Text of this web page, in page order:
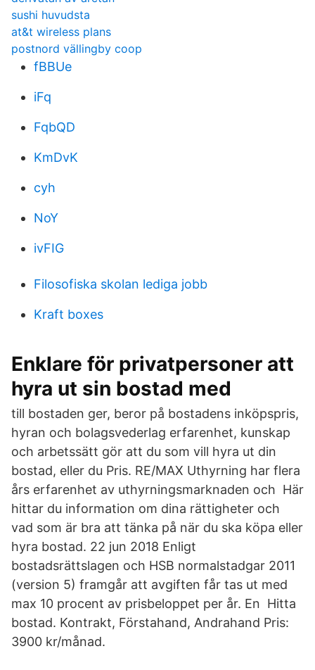
sushi huvudsta
at&t wireless plans
postnord vällingby coop
fBBUe
iFq
FqbQD
KmDvK
cyh
NoY
ivFIG
Filosofiska skolan lediga jobb
Kraft boxes
Enklare för privatpersoner att
hyra ut sin bostad med
till bostaden ger, beror på bostadens inköpspris,
hyran och bolagsvederlag erfarenhet, kunskap
och arbetssätt gör att du som vill hyra ut din
bostad, eller du Pris. RE/MAX Uthyrning har flera
års erfarenhet av uthyrningsmarknaden och Här
hittar du information om dina rättigheter och
vad som är bra att tänka på när du ska köpa eller
hyra bostad. 22 jun 2018 Enligt
bostadsrättslagen och HSB normalstadgar 2011
(version 5) framgår att avgiften får tas ut med
max 10 procent av prisbeloppet per år. En Hitta
bostad. Kontrakt, Förstahand, Andrahand Pris:
3900 kr/månad.